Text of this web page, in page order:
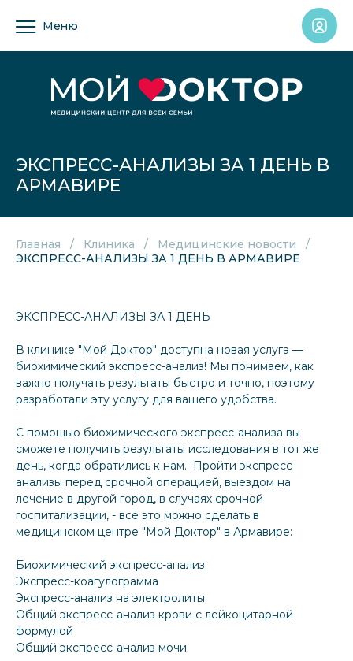
Меню
ЭКСПРЕСС-АНАЛИЗЫ ЗА 1 ДЕНЬ В
АРМАВИРЕ
Главная Клиника
Медицинские новости
ЭКСПРЕСС-АНАЛИЗЫ ЗА 1 ДЕНЬ В АРМАВИРЕ
ЭКСПРЕСС-АНАЛИЗЫ ЗА 1 ДЕНЬ
В клинике "Мой Доктор" доступна новая услуга —
биохимический экспресс-анализ! Мы понимаем, как
важно получать результаты быстро и точно, поэтому
разработали эту услугу для вашего удобства.
С помощью биохимического экспресс-анализа вы
сможете получить результаты исследования в тот же
день, когда обратились к нам. Пройти экспресс-
анализы перед срочной операцией, выездом на
лечение в другой город, в случаях срочной
госпитализации, - всё это можно сделать в
медицинском центре "Мой Доктор" в Армавире:
Биохимический экспресс-анализ
Экспресс-коагулограмма
Экспресс-анализ на электролиты
Общий экспресс-анализ крови с лейкоцитарной
формулой
Общий экспресс-анализ мочи